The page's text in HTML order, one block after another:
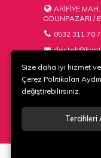
ARİFİYE
ODUNPAZARI /
0532 311 70
Size daha iyi hizmet
Çerez Politikaları
değiştirebilirsiniz.
Tercihleri